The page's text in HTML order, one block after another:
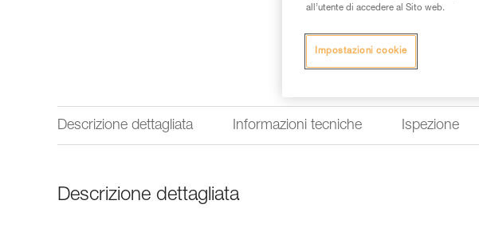
Descrizione dettagliata Informazioni tecniche Ispezione
Descrizione dettagliata
all’utente di accedere al Sito web.
Impostazioni cookie